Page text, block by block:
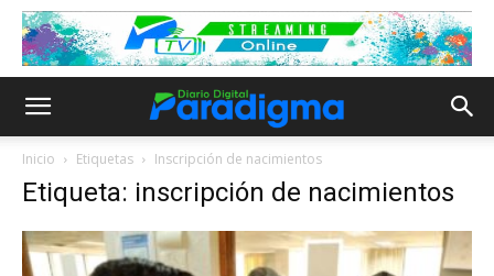
Inicio Etiquetas Inscripción de nacimientos
Etiqueta: inscripción de nacimientos